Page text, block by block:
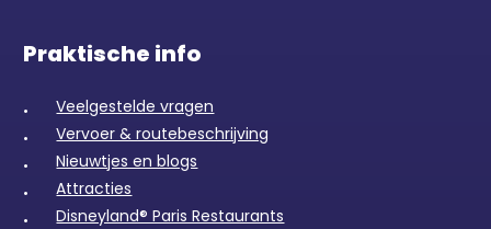
Praktische info
Veelgestelde vragen
Vervoer & routebeschrijving
Nieuwtjes en blogs
Attracties
Disneyland® Paris Restaurants